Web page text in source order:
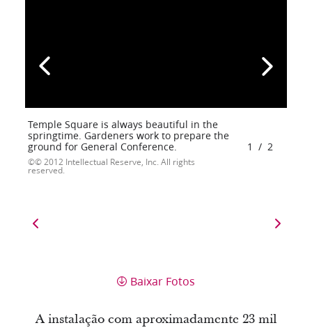
Temple Square is always beautiful in the
springtime. Gardeners work to prepare the
ground for General Conference.
© 2012 Intellectual Reserve, Inc. All rights
reserved.
1 / 2
Baixar Fotos
A instalação com aproximadamente 23 mil